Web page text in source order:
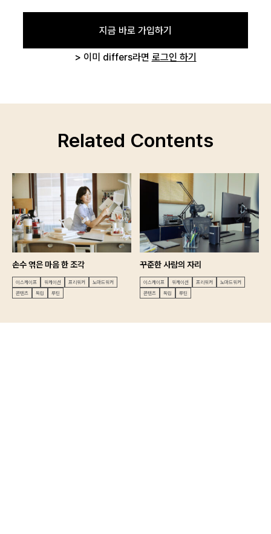
지금 바로 가입하기
> 이미 differs라면 로그인 하기
Related Contents
손수 엮은 마음 한 조각
이스케이프 워케이션 프리워커
노마드워커
콘텐츠
독립 루틴
꾸준한 사람의 자리
이스케이프 워케이션 프리워커
노마드워커
콘텐츠
독립 루틴